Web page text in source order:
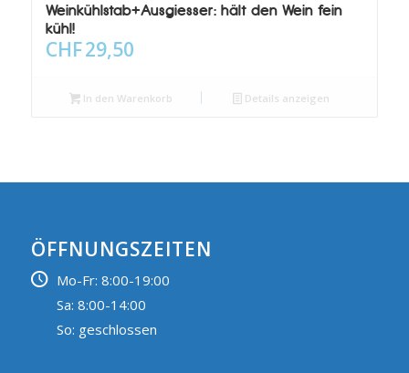
Weinkühlstab+Ausgiesser: hält den Wein fein
kühl!
CHF29,50
In den Warenkorb Details anzeigen
ÖFFNUNGSZEITEN
Mo-Fr: 8:00-19:00
Sa: 8:00-14:00
So: geschlossen